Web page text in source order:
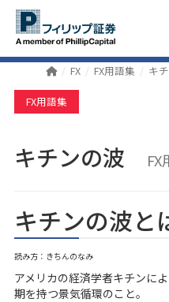
FX FX用語集 キ
FX用語集
キチンの波 FX
キチンの波と
読み方：きちんのなみ
アメリカの経済学者キチンに
期を持つ景気循環のこと。